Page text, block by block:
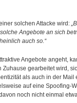
solchen Attacke wird:
Angebote an sich
auch so.“
Angebote angeht,
gearbeitet wird,
als auch in der
auf eine Spoofing-
noch nicht einmal